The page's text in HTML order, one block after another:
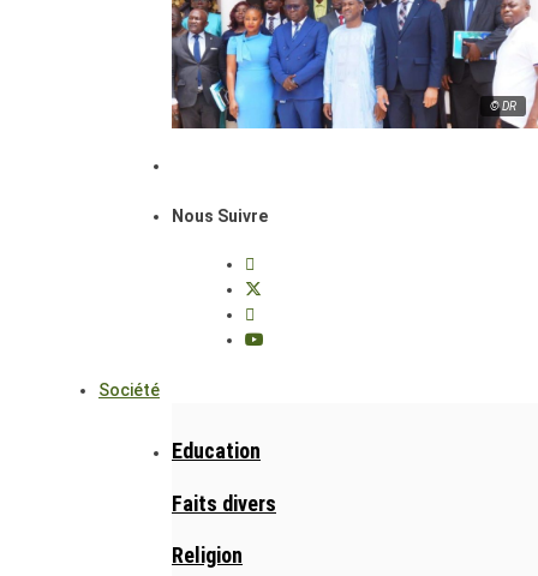
© DR
Nous Suivre
Société
Education
Faits divers
Religion